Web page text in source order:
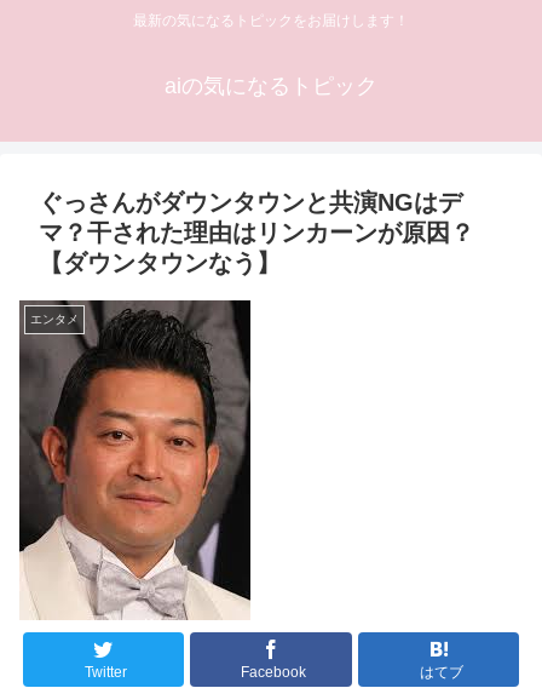
最新の気になるトピックをお届けします！
aiの気になるトピック
ぐっさんがダウンタウンと共演NGはデ
マ？干された理由はリンカーンが原因？
【ダウンタウンなう】
エンタメ
Twitter Facebook はてブ